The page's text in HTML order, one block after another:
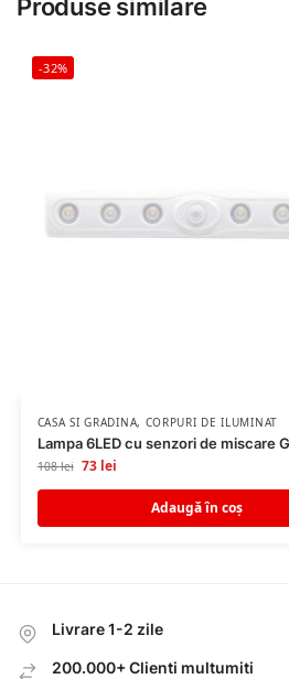
Produse similare
-32%
CASA SI GRADINA, CORPURI DE ILUMINAT
Lampa 6LED cu senzori de miscare
108lei 73 lei
Adaugă în coș
Livrare 1-2 zile
200.000+ Clienti multumiti